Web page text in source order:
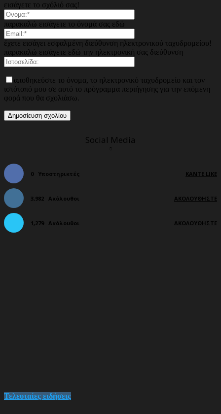
εισάγετε το σχόλιό σας!
παρακαλώ εισάγετε το όνομά σας εδώ
έχετε εισάγει εσφαλμένη διεύθυνση ηλεκτρονικού ταχυδρομείου!
παρακαλώ εισάγετε εδώ την ηλεκτρονική σας διεύθυνση
αποθηκεύστε το όνομα, το ηλεκτρονικό ταχυδρομείο και τον
ιστότοπό μου σε αυτό το πρόγραμμα περιήγησης για την επόμενη
φορά που θα σχολιάσω.
Social Media
0 Υποστηρικτές ΚΆΝΤΕ LIKE
3,982 Ακόλουθοι ΑΚΟΛΟΥΘΉΣΤΕ
1,279 Ακόλουθοι ΑΚΟΛΟΥΘΉΣΤΕ
Τελευταίες ειδήσεις